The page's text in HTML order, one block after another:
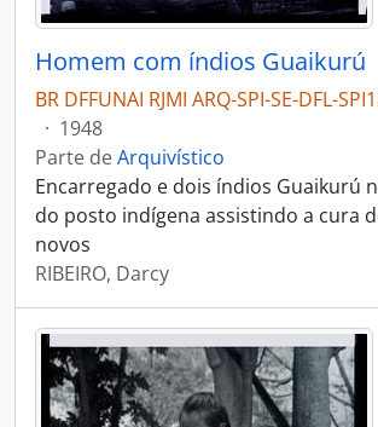
Homem com índios Guaikurú
BR DFFUNAI RJMI ARQ-SPI-SE-DFL-
· 1948
Parte deArquivístico
Encarregado e dois índios Guaikurú
do posto indígena assistindo a cura
novos
RIBEIRO, Darcy